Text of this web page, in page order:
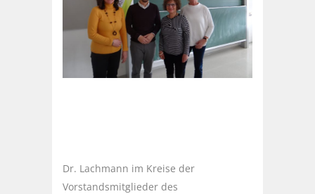
Dr. Lachmann im Kreise der
Vorstandsmitglieder des